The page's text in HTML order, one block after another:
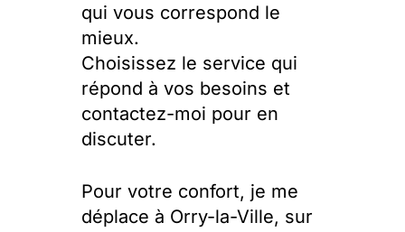
qui vous correspond le
mieux.
Choisissez le service qui
répond à vos besoins et
contactez-moi pour en
discuter.
Pour votre confort, je me
déplace à Orry-la-Ville, sur